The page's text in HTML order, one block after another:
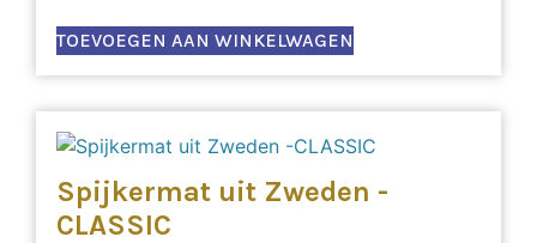
TOEVOEGEN AAN WINKELWAGEN
Spijkermat uit Zweden -
CLASSIC